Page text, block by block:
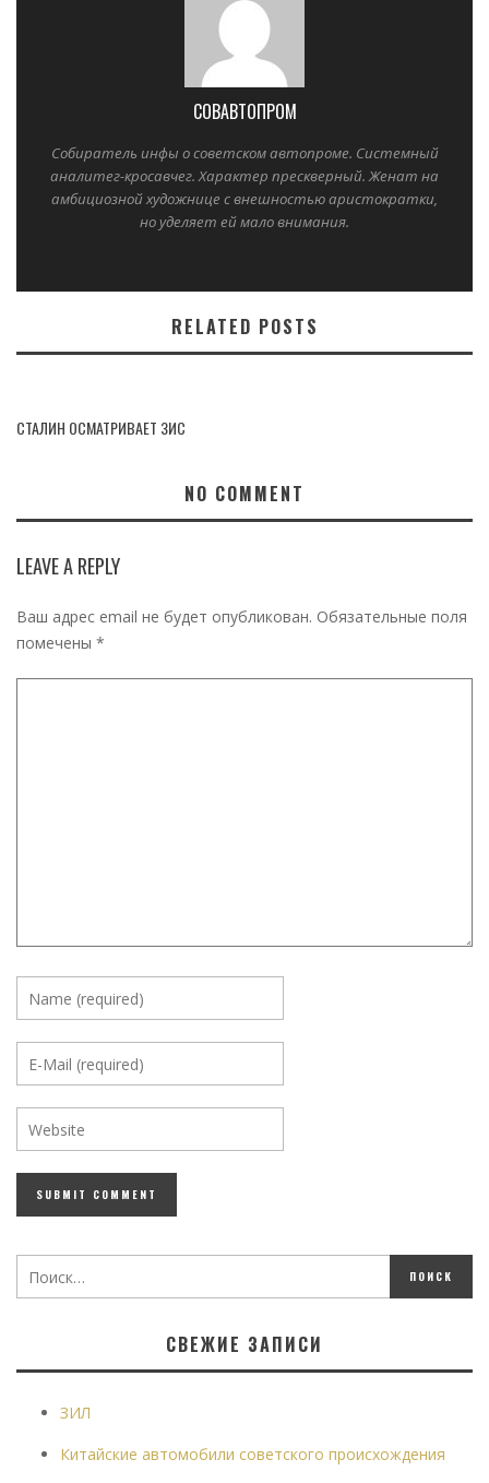
СОВАВТОПРОМ
Собиратель инфы о советском автопроме. Системный
аналитег-кросавчег. Характер прескверный. Женат на
амбициозной художнице с внешностью аристократки,
но уделяет ей мало внимания.
RELATED POSTS
СТАЛИН ОСМАТРИВАЕТ ЗИС
NO COMMENT
LEAVE A REPLY
Ваш адрес email не будет опубликован. Обязательные поля
помечены *
СВЕЖИЕ ЗАПИСИ
ЗИЛ
Китайские автомобили советского происхождения